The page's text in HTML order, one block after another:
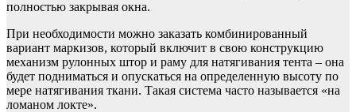
полностью закрывая окна.
При необходимости можно заказать комбинированный
вариант маркизов, который включит в свою конструкцию
механизм рулонных штор и раму для натягивания тента – она
будет подниматься и опускаться на определенную высоту по
мере натягивания ткани. Такая система часто называется «на
ломаном локте».